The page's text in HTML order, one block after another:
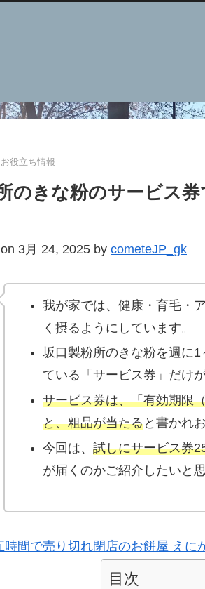
お役立ち情報
のきな粉のサービス
3月 24, 2025 by cometeJP_gk
我が家では、健康・育毛・
く摂るようにしています。
坂口製粉所のきな粉を週に
ている「サービス券」だけ
サービス券は、「有効期限
と、粗品が当たると書かれ
今回は、 試しにサービス券
が届くのかご紹介したいと思
時間で売り切れ閉店のお餅屋 えに
目次